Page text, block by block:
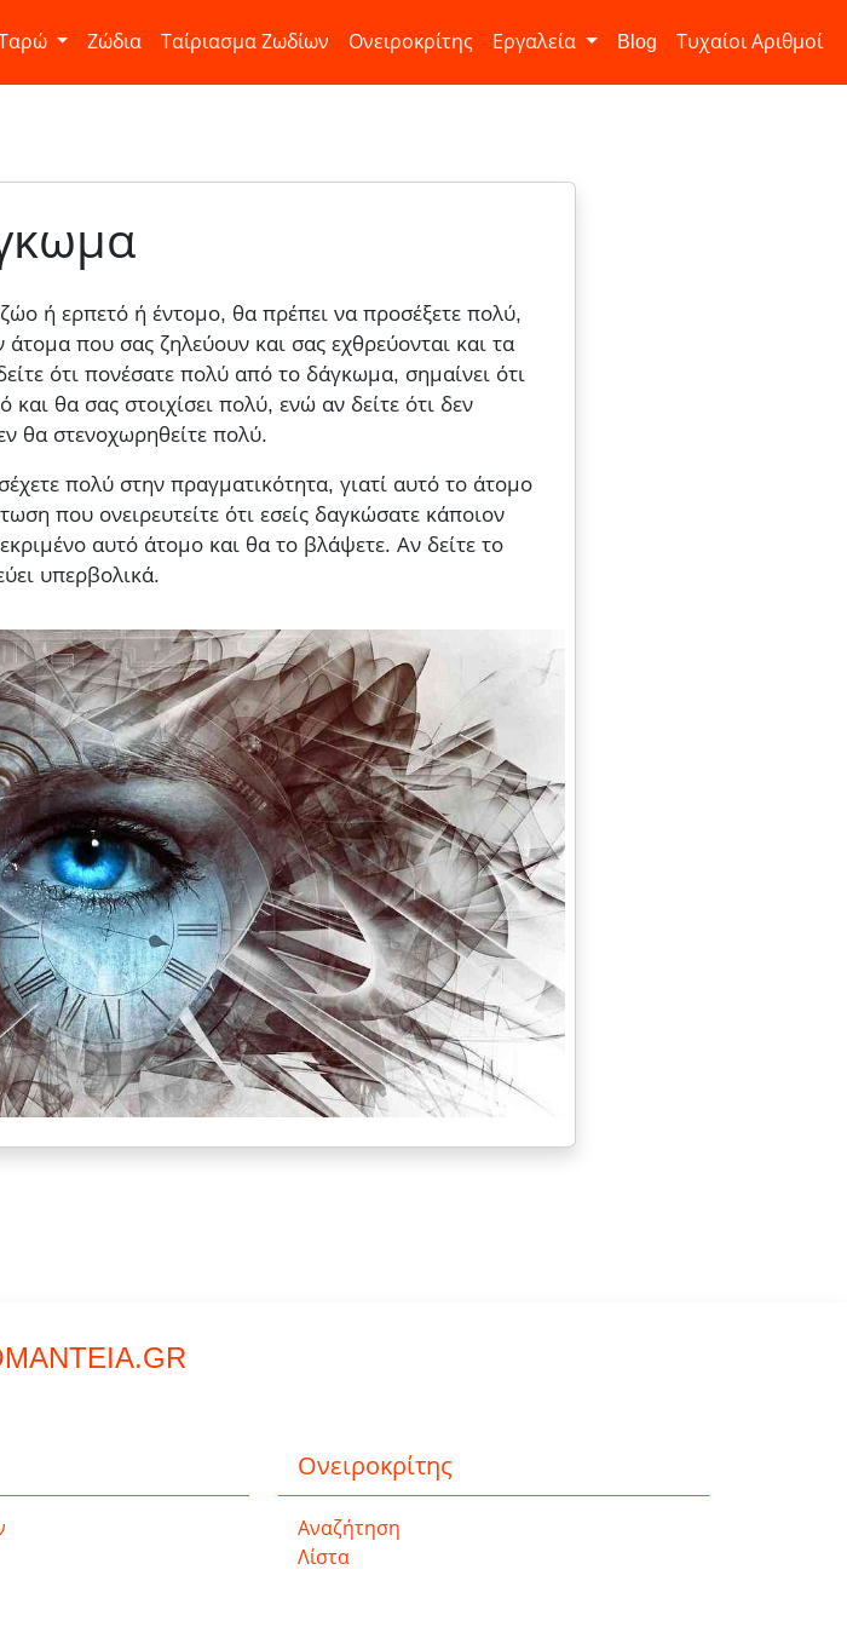
Ζώδια Ταίριασμα Ζωδίων Ονειροκρίτης Εργαλεία Blog Τυχαίοι Αριθμοί
ή ερπετό ή έντομο, θα πρέπει να προσέξετε πολύ,
που σας ζηλεύουν και σας εχθρεύονται και τα
ότι πονέσατε πολύ από το δάγκωμα, σημαίνει ότι
θα σας στοιχίσει πολύ, ενώ αν δείτε ότι δεν
θα στενοχωρηθείτε πολύ.
πολύ στην πραγματικότητα, γιατί αυτό το άτομο
που ονειρευτείτε ότι εσείς δαγκώσατε κάποιον
αυτό άτομο και θα το βλάψετε. Αν δείτε το
υπερβολικά.
Ονειροκρίτης
Αναζήτηση
Λίστα